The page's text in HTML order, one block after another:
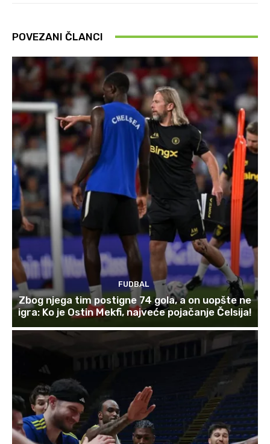
POVEZANI ČLANCI
FUDBAL
Zbog njega tim postigne 74 gola, a on uopšte ne
igra: Ko je Ostin Mekfi, najveće pojačanje Čelsija!